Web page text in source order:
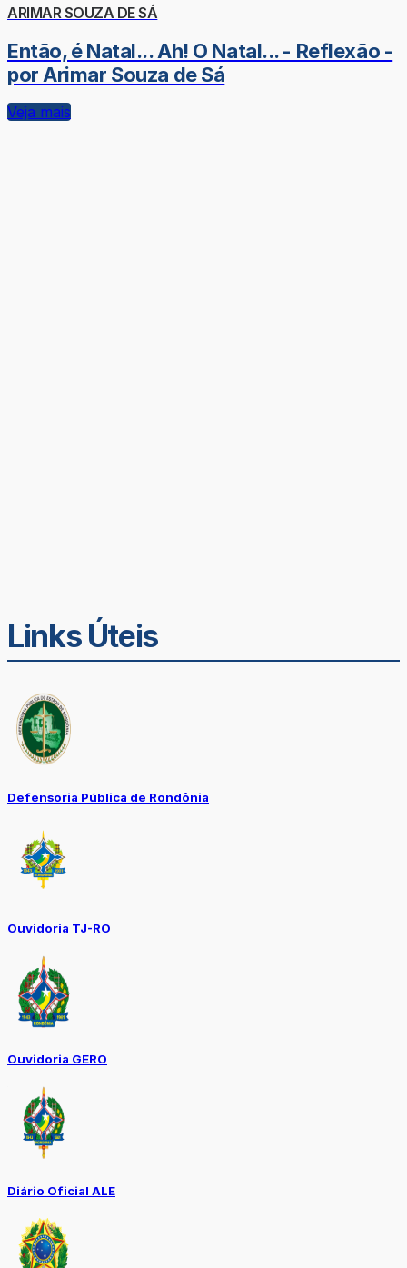
ARIMAR SOUZA DE SÁ
Então, é Natal... Ah! O Natal... - Reflexão -
por Arimar Souza de Sá
Veja mais
Links Úteis
Defensoria Pública de Rondônia
Ouvidoria TJ-RO
Ouvidoria GERO
Diário Oficial ALE